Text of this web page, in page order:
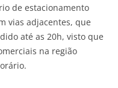
de estacionamento
vias adjacentes, que
até as 20h, visto que
na região